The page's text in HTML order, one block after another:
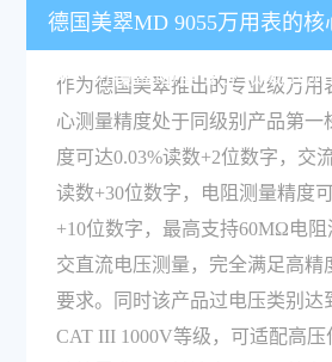
德国美翠MD 9055万用表的
何，可覆盖哪些专业领域的
作为德国美翠推出的专业级万用
心测量精度处于同级别产品第一
度可达0.03%读数+2位数字，交
读数+30位数字，电阻测量精度
+10位数字，最高支持60MΩ电
交直流电压测量，完全满足高精
要求。同时该产品过电压类别达
CAT III 1000V等级，可适配高